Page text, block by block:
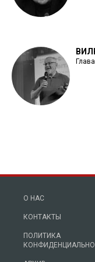
О НАС
КОНТАКТЫ
ПОЛИТИКА